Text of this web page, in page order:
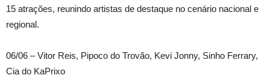
15 atrações, reunindo artistas de destaque no cenário nacional e
regional.
06/06 – Vitor Reis, Pipoco do Trovão, Kevi Jonny, Sinho Ferrary,
Cia do KaPrixo